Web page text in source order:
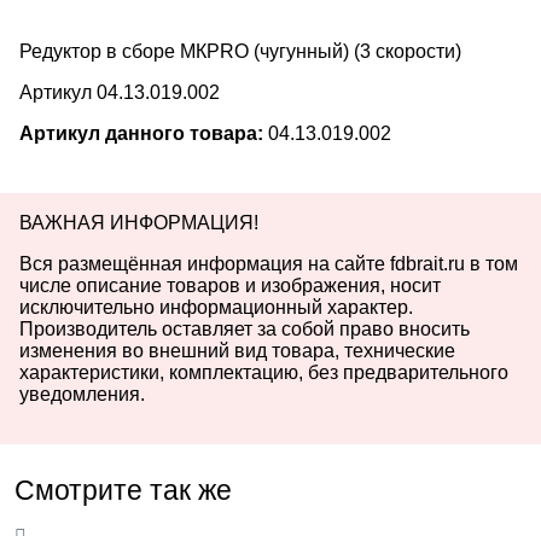
Редуктор в сборе МКPRO (чугунный) (3 скорости)
Артикул 04.13.019.002
Артикул данного товара: 04.13.019.002
ВАЖНАЯ ИНФОРМАЦИЯ!
Вся размещённая информация на сайте fdbrait.ru в том
числе описание товаров и изображения, носит
исключительно информационный характер.
Производитель оставляет за собой право вносить
изменения во внешний вид товара, технические
характеристики, комплектацию, без предварительного
уведомления.
Смотрите так же